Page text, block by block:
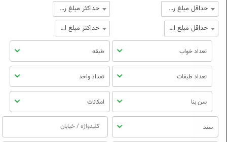
حداقل مبلغ رهن
حداکثر مبلغ رهن
حداقل مبلغ اجاره
حداکثر مبلغ اجاره
تعداد خواب طبقه
تعداد طبقات تعداد واحد
سن بنا امکانات
سند